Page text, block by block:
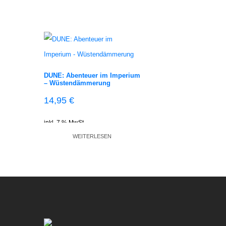
DUNE: Abenteuer im Imperium
– Wüstendämmerung
14,95 €
inkl. 7 % MwSt.
Versandkosten
WEITERLESEN